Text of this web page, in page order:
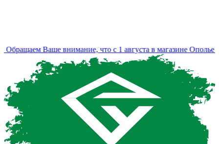
Ваше внимание, что с 1 августа в магазине Ополье